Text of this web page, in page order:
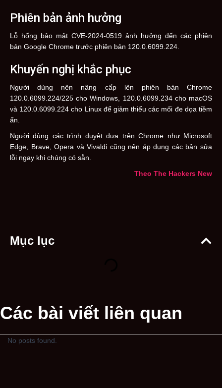
Phiên bản ảnh hưởng
Lỗ hổng bảo mật CVE-2024-0519 ảnh hưởng đến các phiên
bản Google Chrome trước phiên bản 120.0.6099.224.
Khuyến nghị khắc phục
Người dùng nên nâng cấp lên phiên bản Chrome
120.0.6099.224/225 cho Windows, 120.0.6099.234 cho macOS
và 120.0.6099.224 cho Linux để giảm thiểu các mối đe dọa tiềm
ẩn.
Người dùng các trình duyệt dựa trên Chrome như Microsoft
Edge, Brave, Opera và Vivaldi cũng nên áp dụng các bản sửa
lỗi ngay khi chúng có sẵn.
Theo The Hackers New
Mục lục
Các bài viết liên quan
No posts found.